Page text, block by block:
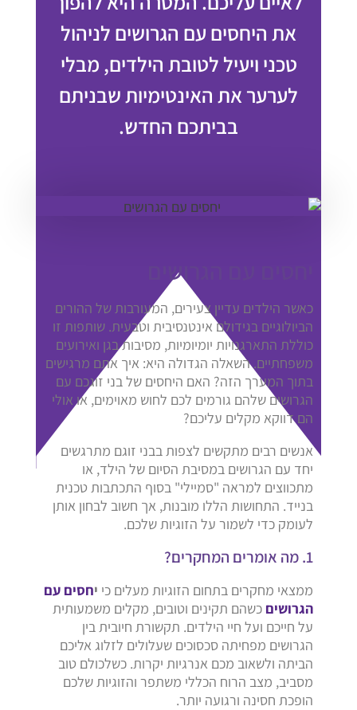
את היחסים עם הגרושים לניהול
טכני ויעיל לטובת הילדים, מבלי
לערער את האינטימיות שבניתם
בביתכם החדש.
יחסים עם הגרושים
כאשר הילדים עדיין צעירים, המעורבות של ההורים
הביולוגיים בגידולם אינטנסיבית וטבעית. שותפות זו
כוללת התארגנויות יומיומיות, מסיבות בגן ואירועים
משפחתיים. השאלה הגדולה היא: איך אתם מרגישים
בתוך המערך הזה? האם היחסים של בני זוגכם עם
הגרושים שלהם גורמים לכם לחוש מאוימים, או אולי
הם דווקא מקלים עליכם?
אנשים רבים מתקשים לצפות בבני זוגם מתרגשים
יחד עם הגרושים במסיבת הסיום של הילד, או
מתכווצים למראה "סמיילי" בסוף התכתבות טכנית
בנייד. התחושות הללו מובנות, אך חשוב לבחון אותן
לעומק כדי לשמור על הזוגיות שלכם.
1. מה אומרים המחקרים?
ממצאי מחקרים בתחום הזוגיות מעלים כי יחסים עם
הגרושים כשהם תקינים וטובים, מקלים משמעותית
על חייכם ועל חיי הילדים. תקשורת חיובית בין
הגרושים מפחיתה סכסוכים שעלולים לזלוג אליכם
הביתה ולשאוב מכם אנרגיות יקרות. כשלכולם טוב
מסביב, מצב הרוח הכללי משתפר והזוגיות שלכם
הופכת חסינה ורגועה יותר.